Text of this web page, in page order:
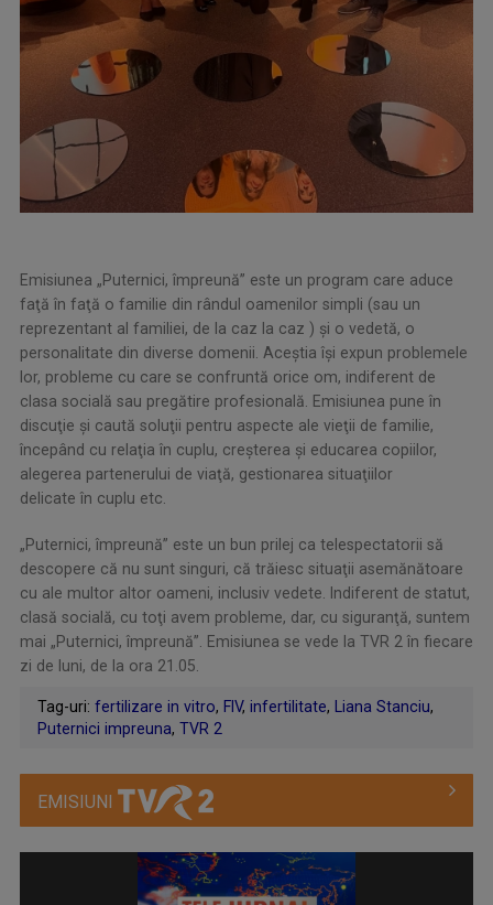
Emisiunea „Puternici, împreună” este un program care aduce
faţă în faţă o familie din rândul oamenilor simpli (sau un
reprezentant al familiei, de la caz la caz ) şi o vedetă, o
personalitate din diverse domenii. Aceştia îşi expun problemele
lor, probleme cu care se confruntă orice om, indiferent de
clasa socială sau pregătire profesională. Emisiunea pune în
discuţie şi caută soluţii pentru aspecte ale vieţii de familie,
începând cu relaţia în cuplu, creşterea și educarea copiilor,
alegerea partenerului de viaţă, gestionarea situaţiilor
delicate în cuplu etc.
„Puternici, împreună” este un bun prilej ca telespectatorii să
descopere că nu sunt singuri, că trăiesc situaţii asemănătoare
cu ale multor altor oameni, inclusiv vedete. Indiferent de statut,
clasă socială, cu toţi avem probleme, dar, cu siguranţă, suntem
mai „Puternici, împreună”. Emisiunea se vede la TVR 2 în fiecare
zi de luni, de la ora 21.05.
Tag-uri: fertilizare in vitro, FIV, infertilitate, Liana Stanciu,
Puternici impreuna, TVR 2
EMISIUNI